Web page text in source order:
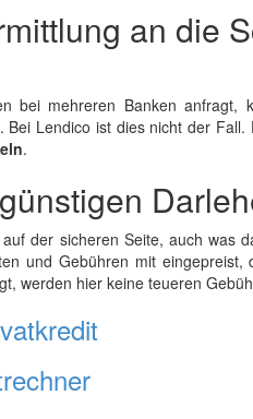
an die
bei mehreren Banken anfragt,
Bei Lendico ist dies nicht der Fall.
.
der sicheren Seite, auch was
und Gebühren mit
werden hier keine teueren